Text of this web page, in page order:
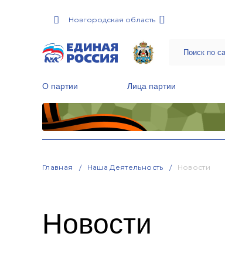
Новгородская область
О партии Лица партии
Главная Наша Деятельность Новости
Новости